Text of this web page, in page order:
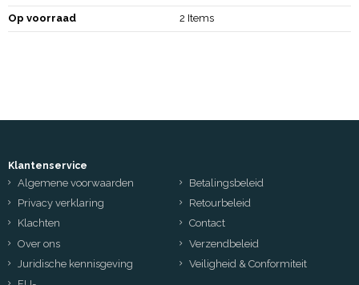
Op voorraad 2 Items
Klantenservice
Algemene voorwaarden
Betalingsbeleid
Privacy verklaring
Retourbeleid
Klachten
Contact
Over ons
Verzendbeleid
Juridische kennisgeving
Veiligheid & Conformiteit